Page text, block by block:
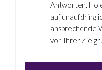
Antworten.
auf
ansprechende
von Ihrer